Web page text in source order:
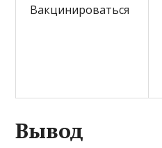
Вакцинироваться
Вывод